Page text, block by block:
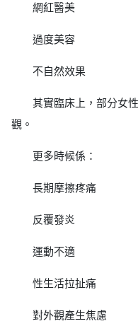
網紅醫美
過度美容
不自然效果
其實臨床上，部分女
觀。
更多時候係：
長期摩擦疼痛
反覆發炎
運動不適
性生活拉扯痛
對外觀產生焦慮